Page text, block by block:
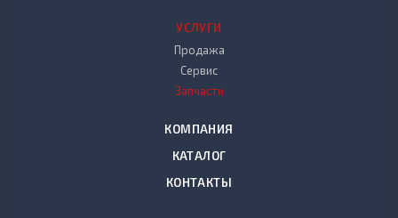
УСЛУГИ
Продажа
Сервис
Запчасти
КОМПАНИЯ
КАТАЛОГ
КОНТАКТЫ